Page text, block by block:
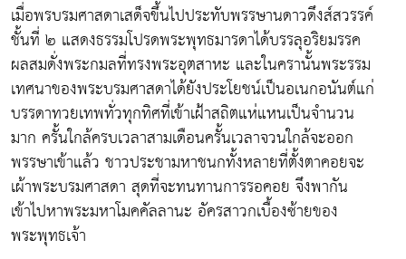
เมื่อพรบรมศาสดาเสด็จขึ้นไปประทับพรรษานดาวดึงส์สวรรค์
ชั้นที่ ๒ แสดงธรรมโปรดพระพุทธมารดาได้บรรลุอริยมรรค
ผลสมดั่งพระกมลที่ทรงพระอุตสาหะ และในครานั้นพระรรม
เทศนาของพระบรมศาสดาได้ยังประโยชน์เป็นอเนกอนันต์แก่
บรรดาทวยเทพทั่วทุกทิศที่เข้าเฝ้าสถิตแห่แหนเป็นจำนวน
มาก ครั้นใกล้ครบเวลาสามเดือนครั้นเวลาจวนใกล้จะออก
พรรษาเข้าแล้ว ชาวประชามหาชนกทั้งหลายที่ตั้งตาคอยจะ
เผ้าพระบรมศาสดา สุดที่จะทนทานการรอคอย จึงพากัน
เข้าไปหาพระมหาโมคคัลลานะ อัครสาวกเบื้องซ้ายของ
พระพุทธเจ้า